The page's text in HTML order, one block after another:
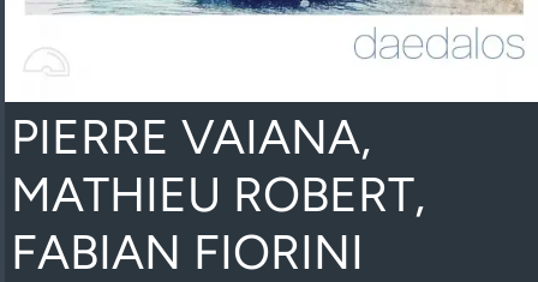
PIERRE VAIANA,
MATHIEU ROBERT,
FABIAN FIORINI